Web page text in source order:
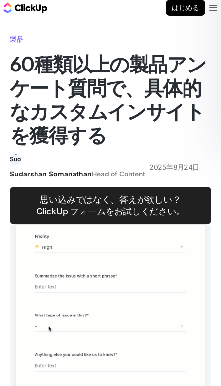
はじめる
製品
60種類以上の製品アン
ケート質問で、具体的
なカスタムインサイト
を獲得する
Sudarshan SomanathanHead of Content
2025年8月24日
思い込みではなく、答えが欲しい？
ClickUp フォームをお試しください。